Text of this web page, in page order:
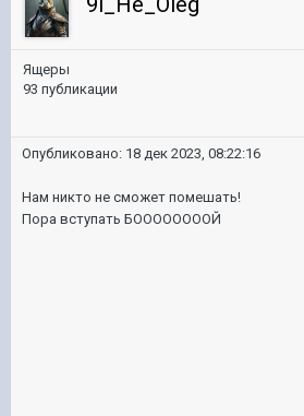
Ящеры
93 публикации
Опубликовано: 18 дек 2023, 08:22:16
Нам никто не сможет помешать!
Пора вступать БООООООООЙ